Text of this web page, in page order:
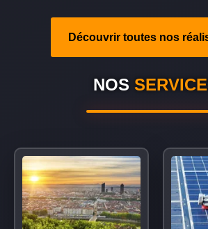
Découvrir toutes nos
NOS